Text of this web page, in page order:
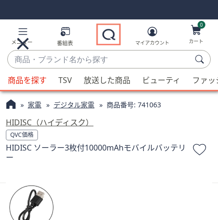
Links
Links2
メニュー 番組表
商
品・
ブ
ラ
ン
名
か
ら
探
候
補
が
利
用
可
能
な
上
下
の
マイアカウント
0
カート
商品を探す TSV 放送した商品 ビューティ ファ
家電 デジタル家電 商品番号: 741063
HIDISC（ハイディスク）
QVC価格
HIDISC ソーラー3枚付10000mAhモバイルバッテリ
ー